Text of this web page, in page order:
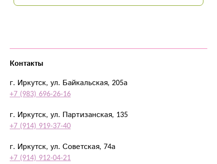
Контакты
г. Иркутск, ул. Байкальская, 205а
+7 (983) 696-26-16
г. Иркутск, ул. Партизанская, 135
+7 (914) 919-37-40
г. Иркутск, ул. Советская, 74а
+7 (914) 912-04-21